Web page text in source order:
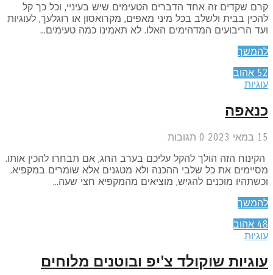
שקדים זה אחד הדברים הטעימים שיש בעיניי, וכל כך קל
בבית ולשלב בכל מיני מאפים, מקרואסון או רוגלעך, לעוגיות
הריבועים המדהימים האלו. לא תאמינו כמה טעימים...
אהוב
0תגובות
הזה הולך להקל עליכם בערב החג, אם תבחרו להכין אותו.
את כל שלבי ההכנה ולא מטגנים אלא שומרים במקפיא.
מוכנים להגיש, מוציאים מהמקפיא חצי שעה...
אהוב
שוקולד צ'יפ ובוטנים מלוחים